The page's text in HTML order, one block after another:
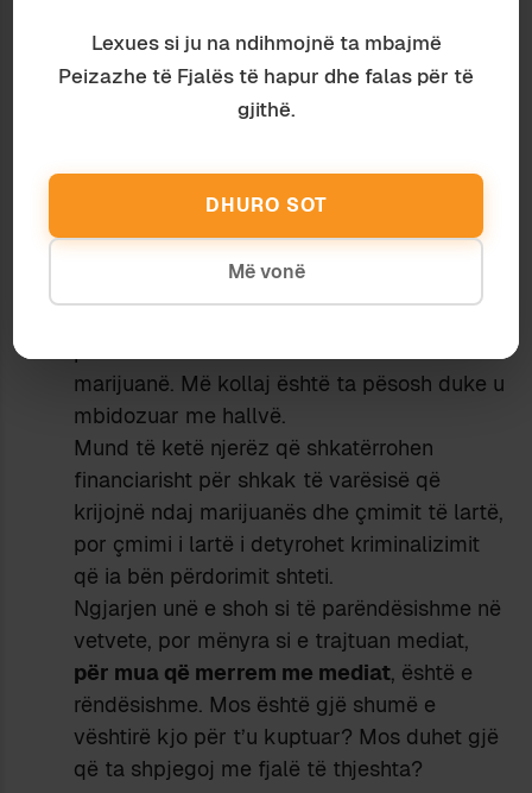
Gjithsesi e gjithe kjo ka sherbyer per nje shkrim
me shume ne blog. Pergezime te sinqerta!
Xha Xhai
Keni shkruar në keqbesim.
marijuanë. Më kollaj është ta pësosh duke u
mbidozuar me hallvë.
Mund të ketë njerëz që shkatërrohen
financiarisht për shkak të varësisë që
krijojnë ndaj marijuanës dhe çmimit të lartë,
por çmimi i lartë i detyrohet kriminalizimit
që ia bën përdorimit shteti.
Ngjarjen unë e shoh si të parëndësishme në
vetvete, por mënyra si e trajtuan mediat,
për mua që merrem me mediat, është e
rëndësishme. Mos është gjë shumë e
vështirë kjo për t’u kuptuar? Mos duhet gjë
që ta shpjegoj me fjalë të thjeshta?
Lexues si ju na ndihmojnë ta mbajmë
Peizazhe të Fjalës të hapur dhe falas për të
gjithë.
DHURO SOT
Më vonë